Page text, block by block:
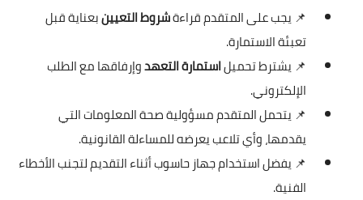
📌 يجب على المتقدم قراءةشروط التعيينبعناية قبل
تعبئة الاستمارة.
📌 يشترط تحميلاستمارة التعهدوإرفاقها مع الطلب
الإلكتروني.
📌 يتحمل المتقدم مسؤولية صحة المعلومات التي
يقدمها، وأي تلاعب يعرضه للمساءلة القانونية.
📌 يفضل استخدام جهاز حاسوب أثناء التقديم لتجنب الأخطاء
الفنية.